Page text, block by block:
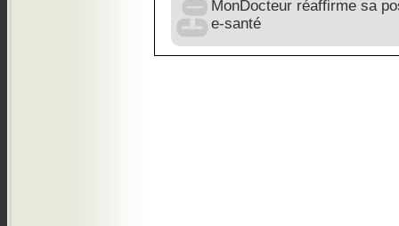
MonDocteur réaffirme sa
e-santé